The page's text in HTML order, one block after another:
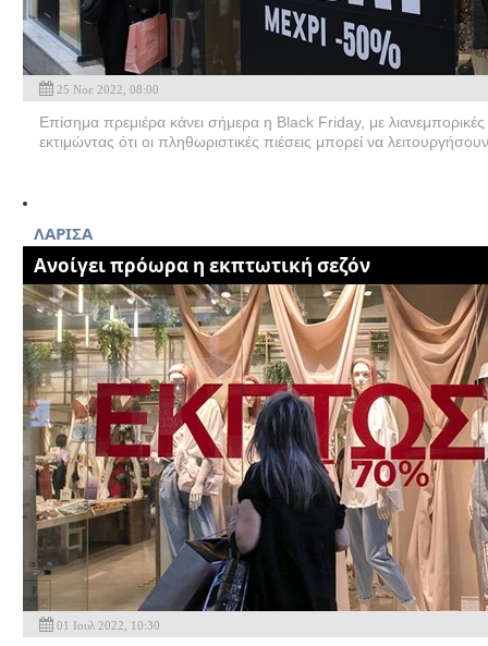
25 Νοε 2022, 08:00
Επίσημα πρεμιέρα κάνει σήμερα η Black Friday, με λιανεμπορικές
εκτιμώντας ότι οι πληθωριστικές πιέσεις μπορεί να
ΛΑΡΙΣΑ
Ανοίγει πρόωρα η εκπτωτική σεζόν
01 Ιουλ 2022, 10:30